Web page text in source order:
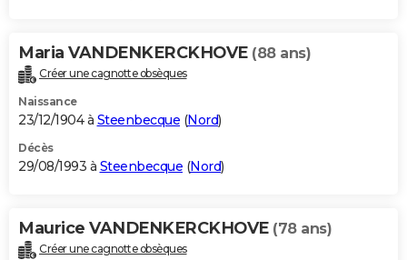
Maria VANDENKERCKHOVE (88 ans)
Créer une cagnotte obsèques
Naissance
23/12/1904 à Steenbecque (Nord)
Décès
29/08/1993 à Steenbecque (Nord)
Maurice VANDENKERCKHOVE (78 ans)
Créer une cagnotte obsèques